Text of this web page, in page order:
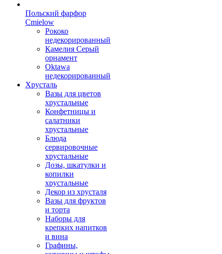
Польский фарфор
Сmielow
Рококо
недекорированный
Камелия Серый
орнамент
Oktawa
недекорированный
Хрусталь
Вазы для цветов
хрустальные
Конфетницы и
салатники
хрустальные
Блюда
сервировочные
хрустальные
Дозы, шкатулки и
копилки
хрустальные
Декор из хрусталя
Вазы для фруктов
и торта
Наборы для
крепких напитков
и вина
Графины,